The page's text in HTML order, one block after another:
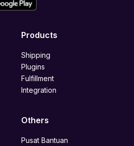
Products
Shipping
Plugins
Fulfillment
Integration
Others
Pusat Bantuan